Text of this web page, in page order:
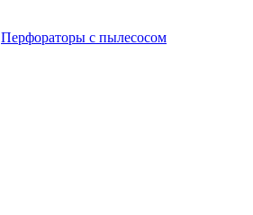
Перфораторы с пылесосом